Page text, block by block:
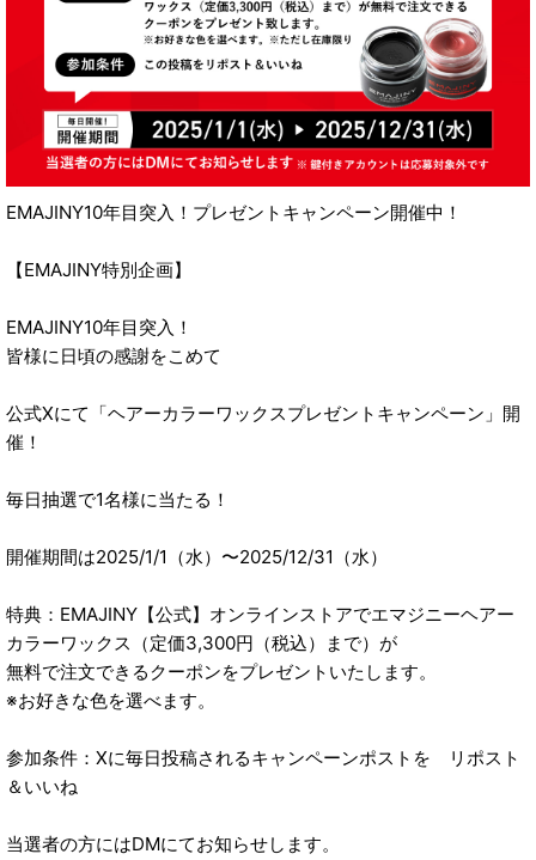
EMAJINY10年目突入！プレゼントキャンペーン開催中！
【EMAJINY特別企画】
EMAJINY10年目突入！
皆様に日頃の感謝をこめて
公式Xにて「ヘアーカラーワックスプレゼントキャンペーン」開
催！
毎日抽選で1名様に当たる！
開催期間は2025/1/1（水）〜2025/12/31（水）
特典：EMAJINY【公式】オンラインストアでエマジニーヘアー
カラーワックス（定価3,300円（税込）まで）が
無料で注文できるクーポンをプレゼントいたします。
※お好きな色を選べます。
参加条件：Xに毎日投稿されるキャンペーンポストを リポスト
＆いいね
当選者の方にはDMにてお知らせします。